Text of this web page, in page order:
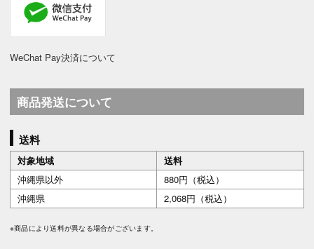
WeChat Pay決済について
商品発送について
送料
対象地域
送料
沖縄県以外
880円（税込）
沖縄県
2,068円（税込）
※商品により送料が異なる場合がございます。